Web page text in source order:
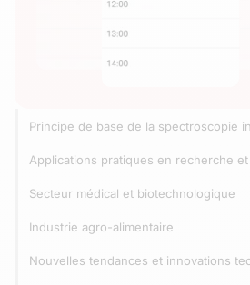
Principe de base de la spectroscopie
Applications pratiques en recherche
Secteur médical et biotechnologique
Industrie agro-alimentaire
Nouvelles tendances et innovations